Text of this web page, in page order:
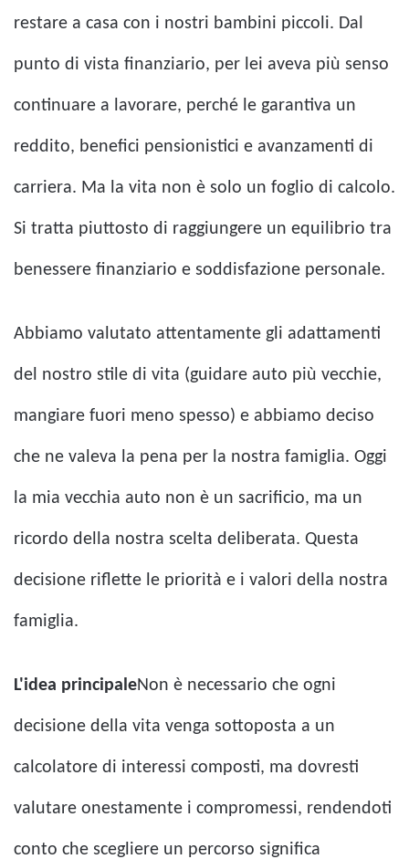
restare a casa con i nostri bambini piccoli. Dal
punto di vista finanziario, per lei aveva più senso
continuare a lavorare, perché le garantiva un
reddito, benefici pensionistici e avanzamenti di
carriera. Ma la vita non è solo un foglio di calcolo.
Si tratta piuttosto di raggiungere un equilibrio tra
benessere finanziario e soddisfazione personale.
Abbiamo valutato attentamente gli adattamenti
del nostro stile di vita (guidare auto più vecchie,
mangiare fuori meno spesso) e abbiamo deciso
che ne valeva la pena per la nostra famiglia. Oggi
la mia vecchia auto non è un sacrificio, ma un
ricordo della nostra scelta deliberata. Questa
decisione riflette le priorità e i valori della nostra
famiglia.
L'idea principaleNon è necessario che ogni
decisione della vita venga sottoposta a un
calcolatore di interessi composti, ma dovresti
valutare onestamente i compromessi, rendendoti
conto che scegliere un percorso significa